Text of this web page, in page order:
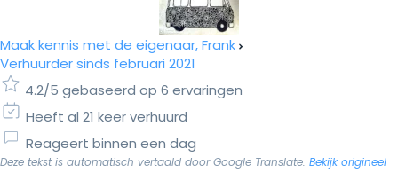
Maak kennis met de eigenaar, Frank
Verhuurder sinds februari 2021
4.2/5 gebaseerd op 6 ervaringen
Heeft al 21 keer verhuurd
Reageert binnen een dag
Deze tekst is automatisch vertaald door Google Translate. Bekijk origineel